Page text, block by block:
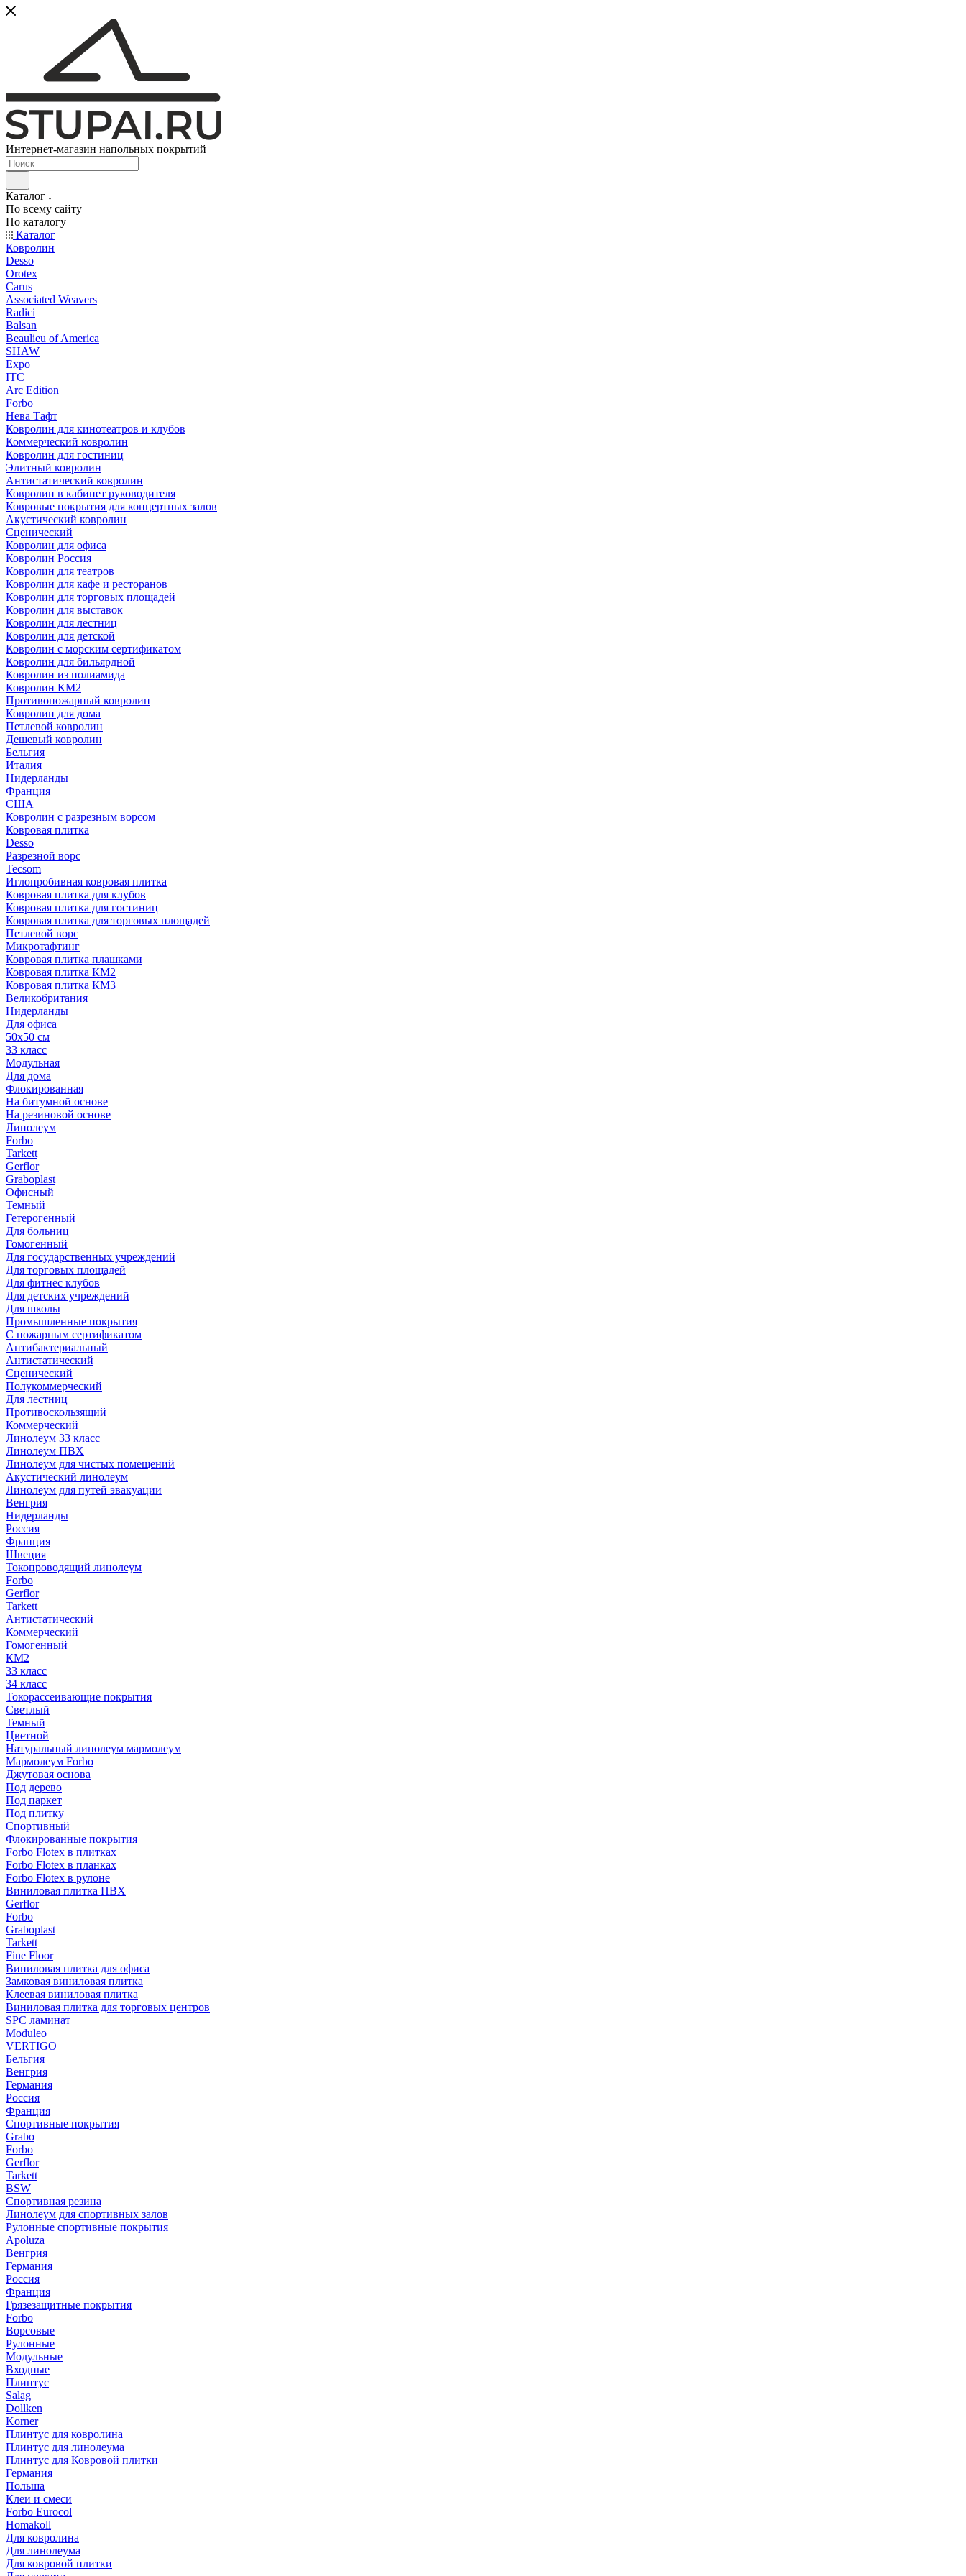
Интернет-магазин напольных покрытий
Каталог
По всему сайту
По каталогу
Каталог
Ковролин
Desso
Orotex
Carus
Associated Weavers
Radici
Balsan
Beaulieu of America
SHAW
Expo
ITC
Arc Edition
Forbo
Нева Тафт
Ковролин для кинотеатров и клубов
Коммерческий ковролин
Ковролин для гостиниц
Элитный ковролин
Антистатический ковролин
Ковролин в кабинет руководителя
Ковровые покрытия для концертных залов
Акустический ковролин
Сценический
Ковролин для офиса
Ковролин Россия
Ковролин для театров
Ковролин для кафе и ресторанов
Ковролин для торговых площадей
Ковролин для выставок
Ковролин для лестниц
Ковролин для детской
Ковролин с морским сертификатом
Ковролин для бильярдной
Ковролин из полиамида
Ковролин КМ2
Противопожарный ковролин
Ковролин для дома
Петлевой ковролин
Дешевый ковролин
Бельгия
Италия
Нидерланды
Франция
США
Ковролин с разрезным ворсом
Ковровая плитка
Desso
Разрезной ворс
Tecsom
Иглопробивная ковровая плитка
Ковровая плитка для клубов
Ковровая плитка для гостиниц
Ковровая плитка для торговых площадей
Петлевой ворс
Микротафтинг
Ковровая плитка плашками
Ковровая плитка КМ2
Ковровая плитка КМ3
Великобритания
Нидерланды
Для офиса
50х50 см
33 класс
Модульная
Для дома
Флокированная
На битумной основе
На резиновой основе
Линолеум
Forbo
Tarkett
Gerflor
Graboplast
Офисный
Темный
Гетерогенный
Для больниц
Гомогенный
Для государственных учреждений
Для торговых площадей
Для фитнес клубов
Для детских учреждений
Для школы
Промышленные покрытия
С пожарным сертификатом
Антибактериальный
Антистатический
Сценический
Полукоммерческий
Для лестниц
Противоскользящий
Коммерческий
Линолеум 33 класс
Линолеум ПВХ
Линолеум для чистых помещений
Акустический линолеум
Линолеум для путей эвакуации
Венгрия
Нидерланды
Россия
Франция
Швеция
Токопроводящий линолеум
Forbo
Gerflor
Tarkett
Антистатический
Коммерческий
Гомогенный
КМ2
33 класс
34 класс
Токорассеивающие покрытия
Светлый
Темный
Цветной
Натуральный линолеум мармолеум
Мармолеум Forbo
Джутовая основа
Под дерево
Под паркет
Под плитку
Спортивный
Флокированные покрытия
Forbo Flotex в плитках
Forbo Flotex в планках
Forbo Flotex в рулоне
Виниловая плитка ПВХ
Gerflor
Forbo
Graboplast
Tarkett
Fine Floor
Виниловая плитка для офиса
Замковая виниловая плитка
Клеевая виниловая плитка
Виниловая плитка для торговых центров
SPC ламинат
Moduleo
VERTIGO
Бельгия
Венгрия
Германия
Россия
Франция
Спортивные покрытия
Grabo
Forbo
Gerflor
Tarkett
BSW
Спортивная резина
Линолеум для спортивных залов
Рулонные спортивные покрытия
Apoluza
Венгрия
Германия
Россия
Франция
Грязезащитные покрытия
Forbo
Ворсовые
Рулонные
Модульные
Входные
Плинтус
Salag
Dollken
Korner
Плинтус для ковролина
Плинтус для линолеума
Плинтус для Ковровой плитки
Германия
Польша
Клеи и смеси
Forbo Eurocol
Homakoll
Для ковролина
Для линолеума
Для ковровой плитки